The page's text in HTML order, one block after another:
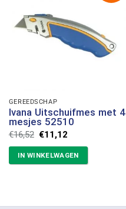
GEREEDSCHAP
Ivana Uitschuifmes met 4
mesjes 52510
€16,52 Oorspronkelijke
prijs
was:
€16,52.
€11,12
is:
€11,12.
IN WINKELWAGEN